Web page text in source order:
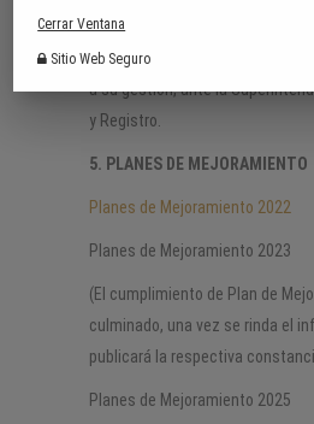
La Curadora Urbana, no ha sido
requerimiento alguno para
a su gestión, ante la
y Registro.
5. PLANES DE MEJORAMIENTO
Planes de Mejoramiento 2022
Planes de Mejoramiento 2023
(El cumplimiento de Plan de
culminado, una vez se rinda el
publicará la respectiva
Planes de Mejoramiento 2025
Cerrar Ventana
Sitio Web Seguro